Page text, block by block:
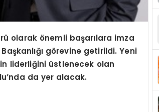
olarak önemli başarılara imza
görevine getirildi. Yeni
liderliğini üstlenecek olan
da yer alacak.